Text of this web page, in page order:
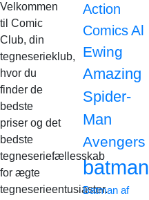
Velkommen
til Comic
Club, din
tegneserieklub,
hvor du
finder de
bedste
priser og det
bedste
tegneseriefællesskab
for ægte
tegneserieentusiaster.
Action
Comics Al
Ewing
Amazing
Spider-
Man
Avengers
batman
Batman af